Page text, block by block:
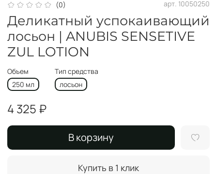
(0) арт. 10050250
Деликатный успокаивающий
лосьон | ANUBIS SENSETIVE
ZUL LOTION
Объем
250 мл
Тип средства
лосьон
4 325 ₽
В корзину
Купить в 1 клик